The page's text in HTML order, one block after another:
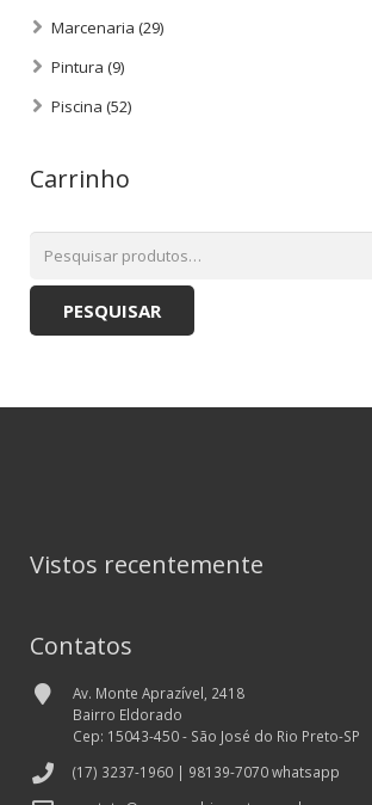
Marcenaria (29)
Pintura (9)
Piscina (52)
Carrinho
PESQUISAR
Vistos recentemente
Contatos
Av. Monte Aprazível, 2418
Bairro Eldorado
Cep: 15043-450 - São José do Rio Preto-SP
(17) 3237-1960 | 98139-7070 whatsapp